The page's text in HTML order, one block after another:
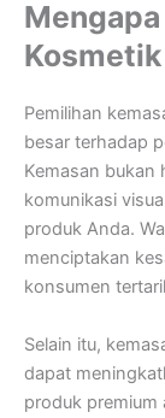
Pemilihan
besar terhadap
Kemasan bukan
komunikasi
produk Anda.
menciptakan
konsumen
Selain itu,
dapat
produk premium